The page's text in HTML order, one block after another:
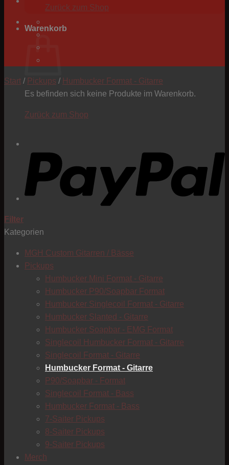
Zurück zum Shop
Warenkorb
Es befinden sich keine Produkte im Warenkorb.
Zurück zum Shop
Start / Pickups / Humbucker Format - Gitarre
Filter
Kategorien
MGH Custom Gitarren / Bässe
Pickups
Humbucker Mini Format - Gitarre
Humbucker P90/Soapbar Format
Humbucker Singlecoil Format - Gitarre
Humbucker Slanted - Gitarre
Humbucker Soapbar - EMG Format
Singlecoil Humbucker Format - Gitarre
Singlecoil Format - Gitarre
Humbucker Format - Gitarre
P90/Soapbar - Format
Singlecoil Format - Bass
Humbucker Format - Bass
7-Saiter Pickups
8-Saiter Pickups
9-Saiter Pickups
Merch